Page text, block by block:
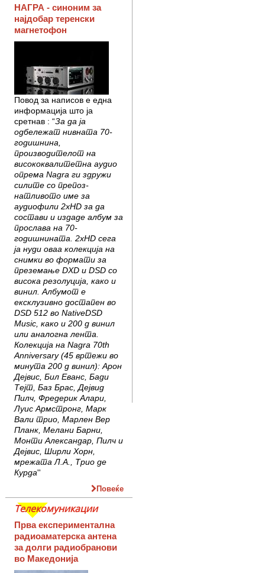
НАГРА - синоним за
најдобар теренски
магнетофон
Повод за написов е една
информација што ја
сретнав : “За да ја
одбележат нивната 70-
годишнина,
производителот на
високо­квалитетна аудио
опрема Nagrа ги здружи
силите со препоз­
натливото име за
аудиофили 2xHD за да
состави и издаде албум за
прослава на 70-
годишнината. 2xHD сега
ја нуди оваа колекција на
снимки во формати за
преземање DXD и DSD со
висока резо­луција, како и
винил. Албумот е
ексклузивно достапен во
DSD 512 во NativeDSD
Music, како и 200 g винил
или аналогна лента.
Колекција на Nagra 70th
Anniversary (45 вртежи во
минута 200 g винил): Арон
Дејвис, Бил Еванс, Бади
Тејт, Баз Брас, Дејвид
Пилч, Фредерик Алари,
Луис Армстронг, Марк
Вали трио, Марлен Вер
Планк, Мелани Барни,
Монти Алексан­дар, Пилч и
Дејвис, Ширли Хорн,
мрежата Л.А., Трио де
Курда''
Повеќе
Телекомуникации
Прва експериментална
радиоаматерска антена
за долги радиобранови
во Македонија